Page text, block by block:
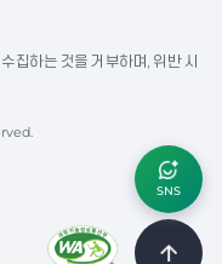
집하는 것을 거부하며, 위반 시
SNS